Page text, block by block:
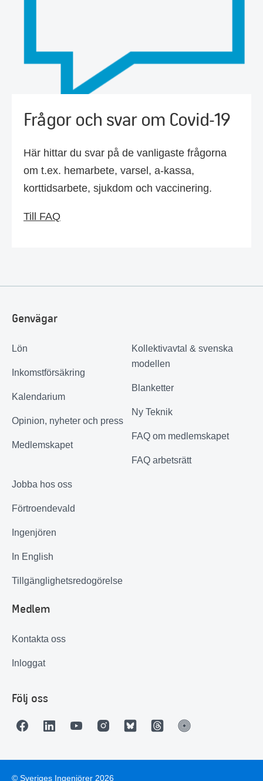
Frågor och svar om Covid-19
Här hittar du svar på de vanligaste frågorna
om t.ex. hemarbete, varsel, a-kassa,
korttidsarbete, sjukdom och vaccinering.
Till FAQ
Genvägar
Lön
Inkomstförsäkring
Kalendarium
Opinion, nyheter och press
Medlemskapet
Kollektivavtal & svenska
modellen
Blanketter
Ny Teknik
FAQ om medlemskapet
FAQ arbetsrätt
Jobba hos oss
Förtroendevald
Ingenjören
In English
Tillgänglighetsredogörelse
Medlem
Kontakta oss
Inloggat
Följ oss
© Sveriges Ingenjörer 2026